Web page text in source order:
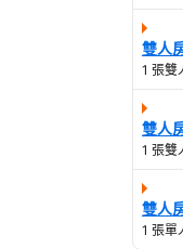
雙人
1 張雙
雙人
1 張雙
雙人
1 張單